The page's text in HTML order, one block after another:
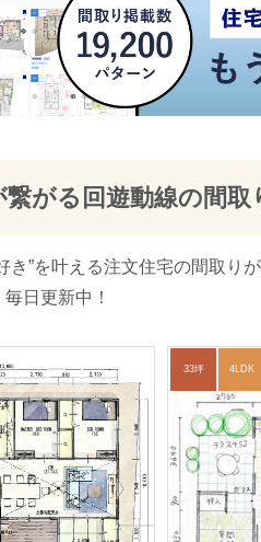
繋がる回遊動線の間取
き”を叶える注文住宅の間取
日更新中！
33坪 4LDK